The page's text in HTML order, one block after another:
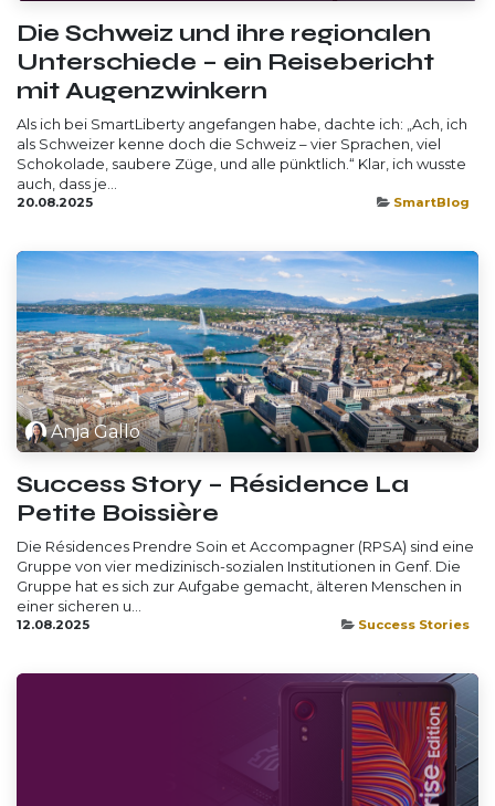
Die Schweiz und ihre regionalen
Unterschiede – ein Reisebericht
mit Augenzwinkern
Als ich bei SmartLiberty angefangen habe, dachte ich: „Ach, ich
als Schweizer kenne doch die Schweiz – vier Sprachen, viel
Schokolade, saubere Züge, und alle pünktlich.“ Klar, ich wusste
auch, dass je...
20.08.2025 SmartBlog
Anja Gallo
Success Story – Résidence La
Petite Boissière
Die Résidences Prendre Soin et Accompagner (RPSA) sind eine
Gruppe von vier medizinisch-sozialen Institutionen in Genf. Die
Gruppe hat es sich zur Aufgabe gemacht, älteren Menschen in
einer sicheren u...
12.08.2025 Success Stories